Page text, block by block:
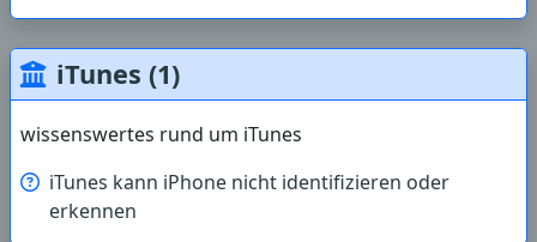
iTunes (1)
wissenswertes rund um iTunes
iTunes kann iPhone nicht identifizieren oder
erkennen